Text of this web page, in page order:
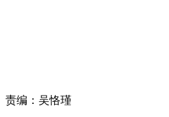
责编： 吴恪瑾